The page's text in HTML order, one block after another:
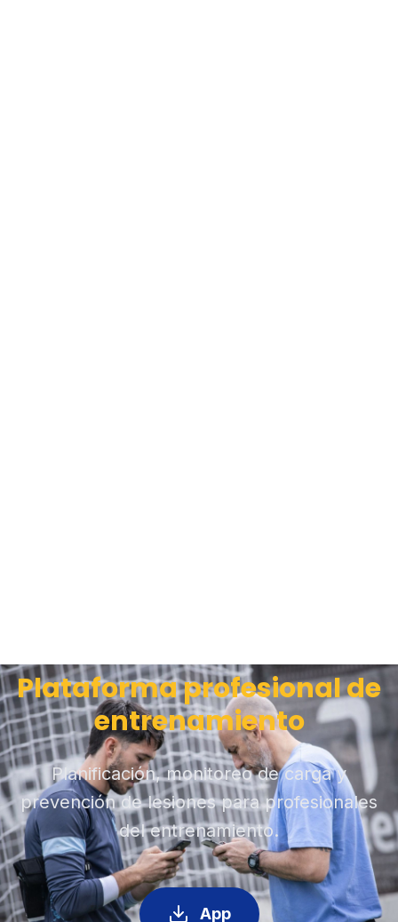
Plataforma profesional de
entrenamiento
Planificación, monitoreo de carga y
prevención de lesiones para profesionales
del entrenamiento.
App